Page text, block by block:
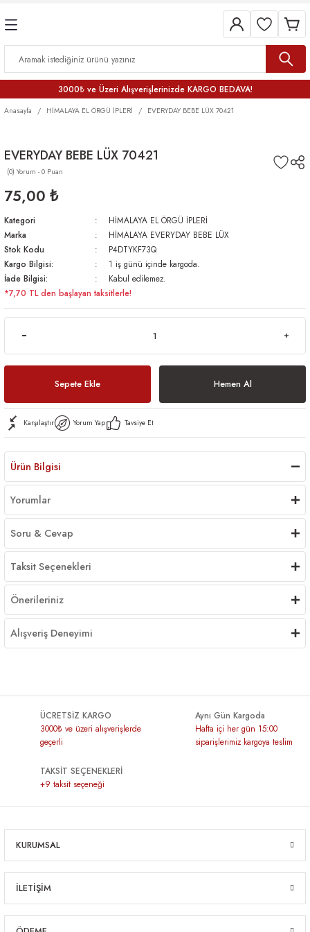
3000₺ ve Üzeri Alışverişlerinizde KARGO BEDAVA!
Anasayfa HİMALAYA EL ÖRGÜ İPLERİ EVERYDAY BEBE LÜX 70421
EVERYDAY BEBE LÜX 70421
(0) Yorum - 0 Puan
75,00 ₺
Kategori
HİMALAYA EL ÖRGÜ İPLERİ
Marka
HİMALAYA EVERYDAY BEBE LÜX
Stok Kodu
P4DTYKF73Q
Kargo Bilgisi:
1 iş günü içinde kargoda.
İade Bilgisi:
Kabul edilemez.
*7,70 TL den başlayan taksitlerle!
Sepete Ekle Hemen Al
Karşılaştır Yorum Yap Tavsiye Et
Ürün Bilgisi
Yorumlar
Soru & Cevap
Taksit Seçenekleri
Önerileriniz
Alışveriş Deneyimi
ÜCRETSİZ KARGO
3000₺ ve üzeri alışverişlerde
geçerli
Aynı Gün Kargoda
Hafta içi her gün 15:00
siparişlerimiz kargoya teslim
TAKSİT SEÇENEKLERİ
+9 taksit seçeneği
KURUMSAL
İLETİŞİM